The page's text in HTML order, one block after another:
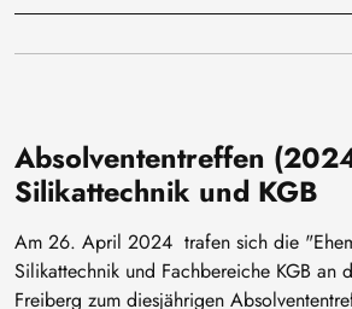
Absolvententreffen
Silikattechnik und KGB
Am 26. April 2024 trafen sich die
Silikattechnik und Fachbereiche KGB an
Freiberg zum diesjährigen